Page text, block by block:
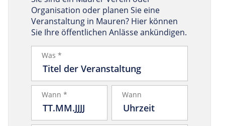
Organisation oder planen Sie eine
Veranstaltung in Mauren? Hier können
Sie Ihre öffentlichen Anlässe ankündigen.
Was *
Wann * Wann